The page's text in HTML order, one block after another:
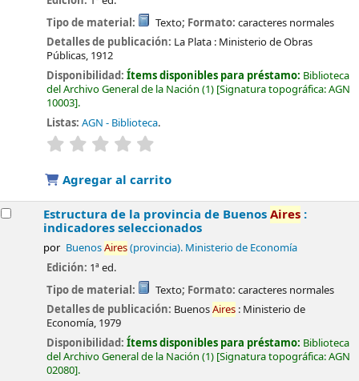
Tipo de material:
Texto; Formato: caracteres normales
Detalles de publicación: La Plata : Ministerio de Obras
Públicas, 1912
Disponibilidad:Ítems disponibles para préstamo: Biblioteca
del Archivo General de la Nación (1) Signatura topográfica:AGN
10003 .
Listas: AGN - Biblioteca.
valoración
Agregar al carrito
Estructura de la provincia de BuenosAires :
indicadores seleccionados
por BuenosAires(provincia). Ministerio de Economía
Edición: 1ª ed.
Tipo de material:
Texto; Formato: caracteres normales
Detalles de publicación: BuenosAires : Ministerio de
Economía, 1979
Disponibilidad:Ítems disponibles para préstamo: Biblioteca
del Archivo General de la Nación (1) Signatura topográfica:AGN
02080 .